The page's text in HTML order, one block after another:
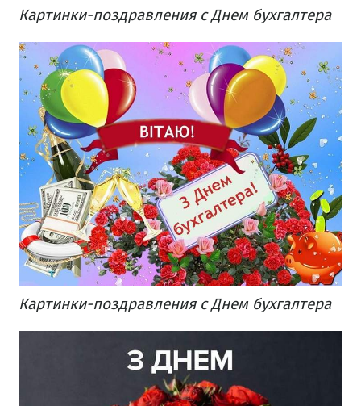
Картинки-поздравления с Днем бухгалтера
Картинки-поздравления с Днем бухгалтера